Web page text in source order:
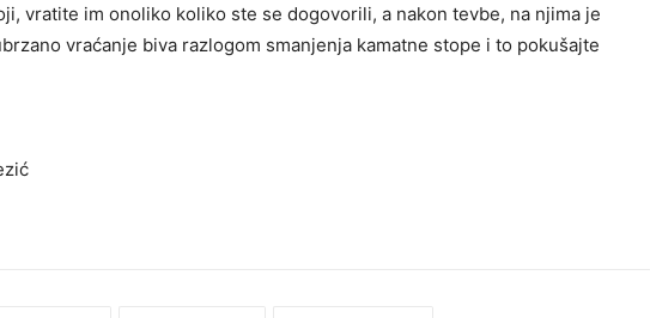
vratite im onoliko koliko ste se dogovorili, a nakon tevbe, na njima je
vraćanje biva razlogom smanjenja kamatne stope i to pokušajte